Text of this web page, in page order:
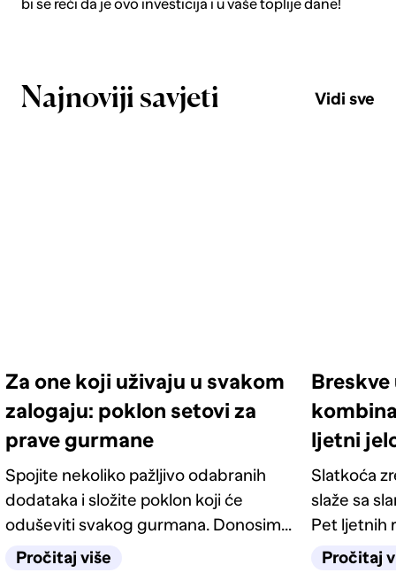
bi se reći da je ovo investicija i u vaše toplije dane!
Najnoviji savjeti Vidi sve
Za one koji uživaju u svakom
zalogaju: poklon setovi za
prave gurmane
Spojite nekoliko pažljivo odabranih
dodataka i složite poklon koji će
oduševiti svakog gurmana. Donosimo
četiri odlične ideje.
Pročitaj više
ljetni
Slatkoća
slaže sa
Pet ljetnih
kategorije
Pročitaj